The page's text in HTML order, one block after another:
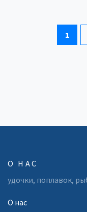
1
О НАС
удочки, поплавок,
О нас